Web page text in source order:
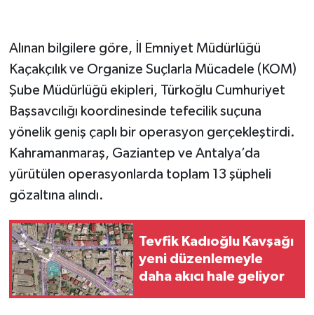
Alınan bilgilere göre, İl Emniyet Müdürlüğü
Kaçakçılık ve Organize Suçlarla Mücadele (KOM)
Şube Müdürlüğü ekipleri, Türkoğlu Cumhuriyet
Başsavcılığı koordinesinde tefecilik suçuna
yönelik geniş çaplı bir operasyon gerçekleştirdi.
Kahramanmaraş, Gaziantep ve Antalya’da
yürütülen operasyonlarda toplam 13 şüpheli
gözaltına alındı.
Tevfik Kadıoğlu Kavşağı
yeni düzenlemeyle
daha akıcı hale geliyor